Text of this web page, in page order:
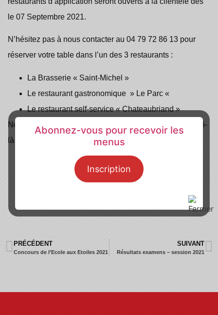
le 07 Septembre 2021.
N’hésitez pas à nous contacter au 04 79 72 86 13 pour
réserver votre table dans l’un des 3 restaurants :
La Brasserie « Saint-Michel »
Le restaurant gastronomique » Le Parc «
Le restaurant self-service « Chateaubriand »
Nous serons ravis de vous revoir, et vous souhaitons d’ici-
là un très bel été.
PRÉCÉDENT
Concours de l’Ecole aux Etoiles 2021
SUIVANT
Résultats examens – session 2021
Abonnez-vous pour recevoir les
menus
Inscription